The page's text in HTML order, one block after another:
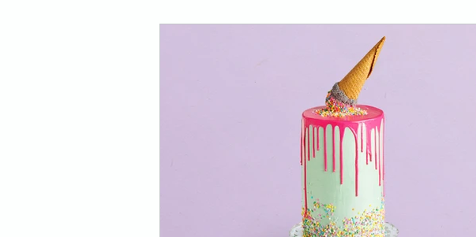
Receta fácil Papas
Negocios de alimentos
Ingredientes